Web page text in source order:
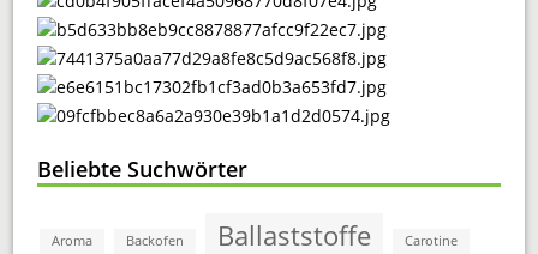
Beliebte Suchwörter
Aroma Backofen Ballaststoffe Carotine